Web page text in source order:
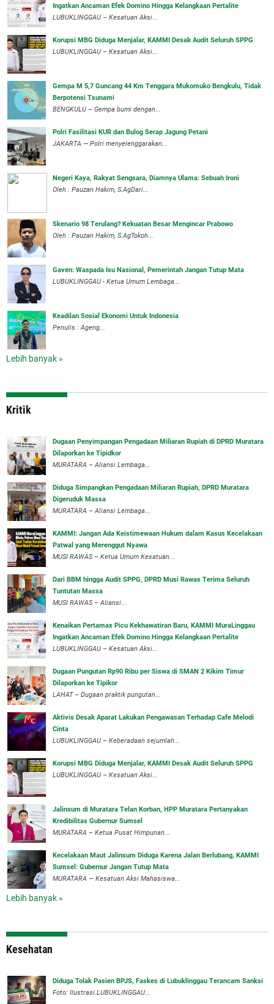
Ingatkan Ancaman Efek Domino Hingga Kelangkaan Pertalite
‎LUBUKLINGGAU – Kesatuan Aksi...
Korupsi MBG Diduga Menjalar, KAMMI Desak Audit Seluruh SPPG
‎LUBUKLINGGAU – Kesatuan Aksi...
Gempa M 5,7 Guncang 44 Km Tenggara Mukomuko Bengkulu, Tidak
Berpotensi Tsunami
BENGKULU – Gempa bumi dengan...
Polri Fasilitasi KUR dan Bulog Serap Jagung Petani
JAKARTA — Polri menyelenggarakan...
Negeri Kaya, Rakyat Sengsara, Diamnya Ulama: Sebuah Ironi
Oleh : Pauzan Hakim, S.AgDari...
Skenario 98 Terulang? Kekuatan Besar Mengincar Prabowo
Oleh : Pauzan Hakim, S.AgTokoh...
Gaven: Waspada Isu Nasional, Pemerintah Jangan Tutup Mata
LUBUKLINGGAU - Ketua Umum Lembaga...
Keadilan Sosial Ekonomi Untuk Indonesia
Penulis : Ageng...
Lebih banyak »
Kritik
‎Dugaan Penyimpangan Pengadaan Miliaran Rupiah di DPRD Muratara
Dilaporkan ke Tipidkor
‎MURATARA – Aliansi Lembaga...
Diduga Simpangkan Pengadaan Miliaran Rupiah, DPRD Muratara
Digeruduk Massa
‎MURATARA – Aliansi Lembaga...
‎KAMMI: Jangan Ada Keistimewaan Hukum dalam Kasus Kecelakaan
Patwal yang Merenggut Nyawa
‎MUSI RAWAS – Ketua Umum Kesatuan...
Dari BBM hingga Audit SPPG, DPRD Musi Rawas Terima Seluruh
Tuntutan Massa
MUSI RAWAS – Aliansi...
‎Kenaikan Pertamax Picu Kekhawatiran Baru, KAMMI MuraLinggau
Ingatkan Ancaman Efek Domino Hingga Kelangkaan Pertalite
‎LUBUKLINGGAU – Kesatuan Aksi...
Dugaan Pungutan Rp90 Ribu per Siswa di SMAN 2 Kikim Timur
Dilaporkan ke Tipikor
LAHAT – Dugaan praktik pungutan...
Aktivis Desak Aparat Lakukan Pengawasan Terhadap Cafe Melodi
Cinta
LUBUKLINGGAU – Keberadaan sejumlah...
Korupsi MBG Diduga Menjalar, KAMMI Desak Audit Seluruh SPPG
‎LUBUKLINGGAU – Kesatuan Aksi...
‎Jalinsum di Muratara Telan Korban, HPP Muratara Pertanyakan
Kredibilitas Gubernur Sumsel
MURATARA – Ketua Pusat Himpunan...
‎Kecelakaan Maut Jalinsum Diduga Karena Jalan Berlubang, KAMMI
Sumsel: Gubernur Jangan Tutup Mata
‎MURATARA — Kesatuan Aksi Mahasiswa...
Lebih banyak »
Kesehatan
Diduga Tolak Pasien BPJS, Faskes di Lubuklinggau Terancam Sanksi
Foto: Ilustrasi.LUBUKLINGGAU...